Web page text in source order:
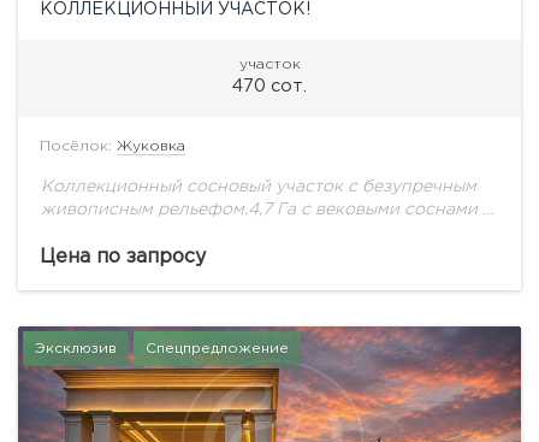
КОЛЛЕКЦИОННЫЙ УЧАСТОК!
участок
470 сот.
Посёлок: Жуковка
Коллекционный сосновый участок с безупречным
живописным рельефом.4,7 Га с вековыми соснами -
Цена по запросу
Эксклюзив Спецпредложение